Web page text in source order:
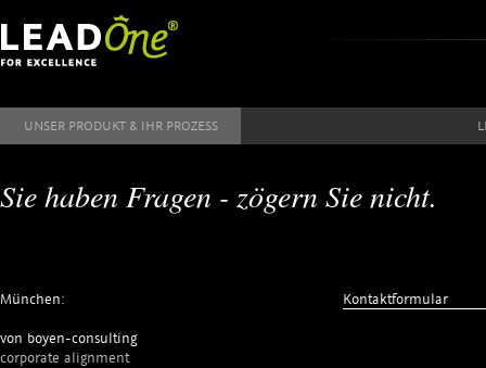
UNSER PRODUKT & IHR PROZESS
Sie haben Fragen - zögern Sie nicht.
München:
von boyen-consulting
corporate alignment
Kontaktformular